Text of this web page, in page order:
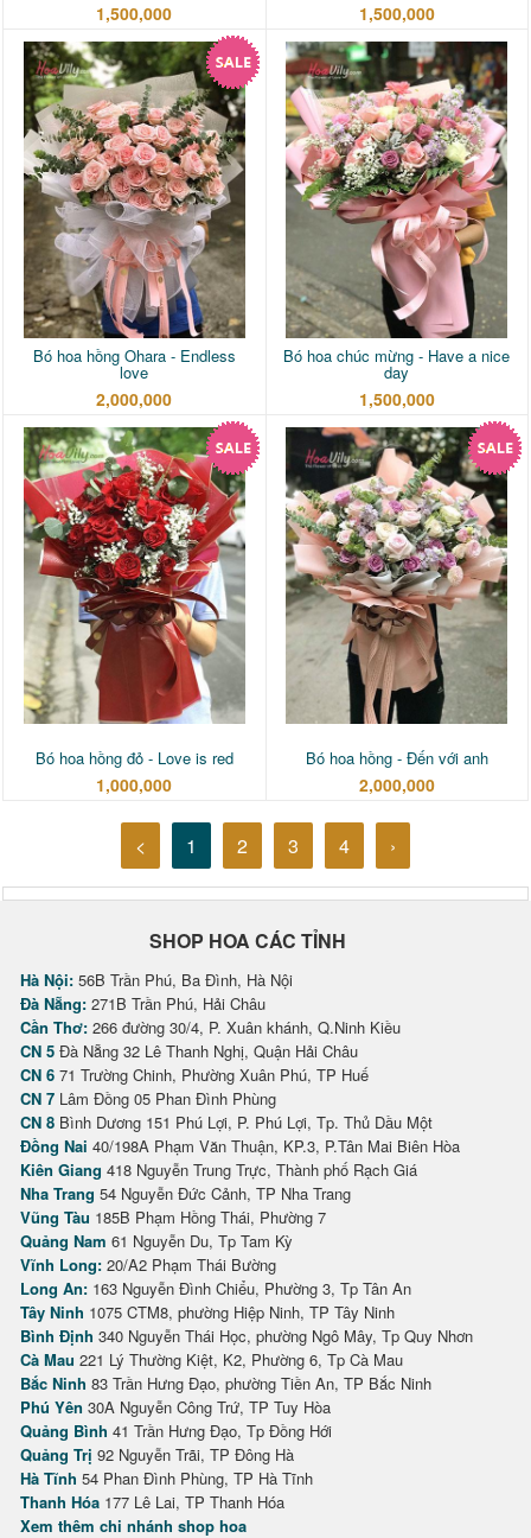
1,500,000 1,500,000
Bó hoa hồng Ohara - Endless
love
2,000,000
Bó hoa chúc mừng - Have a nice
day
1,500,000
Bó hoa hồng đỏ - Love is red
1,000,000
Bó hoa hồng - Đến với anh
2,000,000
< 1 2 3 4 ›
SHOP HOA CÁC TỈNH
Hà Nội: 56B Trần Phú, Ba Đình, Hà Nội
Đà Nẵng: 271B Trần Phú, Hải Châu
Cần Thơ: 266 đường 30/4, P. Xuân khánh, Q.Ninh Kiều
CN 5 Đà Nẵng 32 Lê Thanh Nghị, Quận Hải Châu
CN 6 71 Trường Chinh, Phường Xuân Phú, TP Huế
CN 7 Lâm Đồng 05 Phan Đình Phùng
CN 8 Bình Dương 151 Phú Lợi, P. Phú Lợi, Tp. Thủ Dầu Một
Đồng Nai 40/198A Phạm Văn Thuận, KP.3, P.Tân Mai Biên Hòa
Kiên Giang 418 Nguyễn Trung Trực, Thành phố Rạch Giá
Nha Trang 54 Nguyễn Đức Cảnh, TP Nha Trang
Vũng Tàu 185B Phạm Hồng Thái, Phường 7
Quảng Nam 61 Nguyễn Du, Tp Tam Kỳ
Vĩnh Long: 20/A2 Phạm Thái Bường
Long An: 163 Nguyễn Đình Chiểu, Phường 3, Tp Tân An
Tây Ninh 1075 CTM8, phường Hiệp Ninh, TP Tây Ninh
Bình Định 340 Nguyễn Thái Học, phường Ngô Mây, Tp Quy Nhơn
Cà Mau 221 Lý Thường Kiệt, K2, Phường 6, Tp Cà Mau
Bắc Ninh 83 Trần Hưng Đạo, phường Tiền An, TP Bắc Ninh
Phú Yên 30A Nguyễn Công Trứ, TP Tuy Hòa
Quảng Bình 41 Trần Hưng Đạo, Tp Đồng Hới
Quảng Trị 92 Nguyễn Trãi, TP Đông Hà
Hà Tĩnh 54 Phan Đình Phùng, TP Hà Tĩnh
Thanh Hóa 177 Lê Lai, TP Thanh Hóa
Xem thêm chi nhánh shop hoa